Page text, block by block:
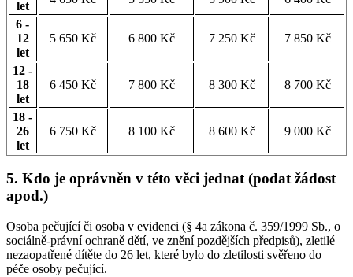
let
6 -
12
let
5 650 Kč 6 800 Kč 7 250 Kč 7 850 Kč
12 -
18
let
6 450 Kč 7 800 Kč 8 300 Kč 8 700 Kč
18 -
26
let
6 750 Kč 8 100 Kč 8 600 Kč 9 000 Kč
5. Kdo je oprávněn v této věci jednat (podat žádost
apod.)
Osoba pečující či osoba v evidenci (§ 4a zákona č. 359/1999 Sb., o
sociálně-právní ochraně dětí, ve znění pozdějších předpisů), zletilé
nezaopatřené dítěte do 26 let, které bylo do zletilosti svěřeno do
péče osoby pečující.